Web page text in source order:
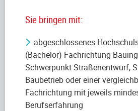
Sie bringen mit:
abgeschlossenes
(Bachelor) Fachrichtung
Schwerpunkt Straßenentwurf,
Baubetrieb oder einer
Fachrichtung mit jeweils
Berufserfahrung